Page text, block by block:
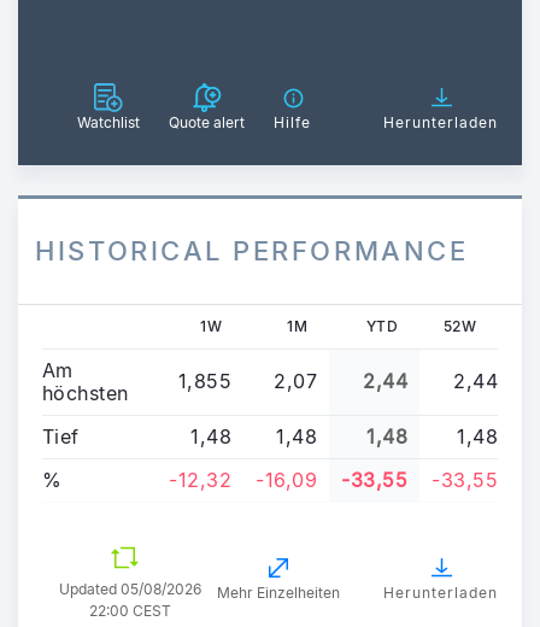
Watchlist Quote alert Hilfe Herunterladen
HISTORICAL PERFORMANCE
1W 1M YTD 52W
Am
höchsten
1,855 2,07 2,44 2,44
Tief 1,48 1,48 1,48
1,48
%
-12,32 -16,09 -33,55 -33,55
Updated 05/08/2026
22:00 CEST
Mehr Einzelheiten Herunterladen